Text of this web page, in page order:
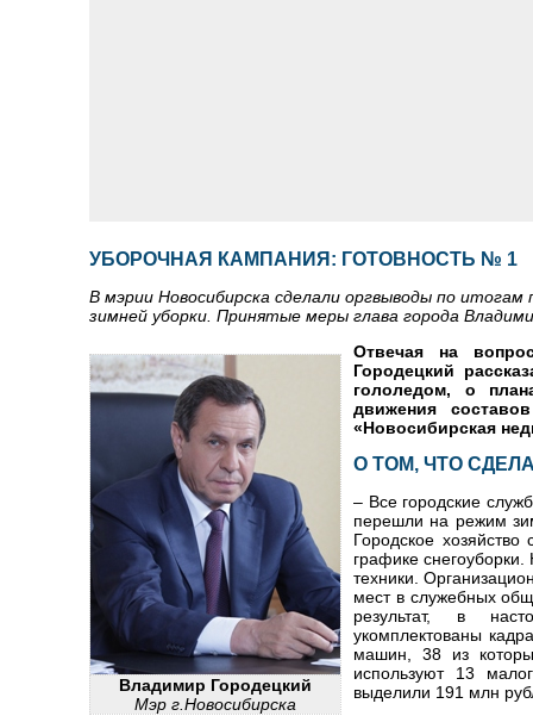
УБОРОЧНАЯ КАМПАНИЯ: ГОТОВНОСТЬ № 1
В мэрии Новосибирска сделали оргвыводы по итогам
зимней уборки. Принятые меры глава города
Владимир Городецкий
Мэр г.Новосибирска
Отвечая на
Городецкий
гололедом, о
движения
«Новосибирская
О ТОМ, ЧТО
– Все городские
перешли на режим
Городское
графике
техники.
мест в служебных
результат, в
укомплектованы
машин, 38 из
используют 13
выделили 191 млн